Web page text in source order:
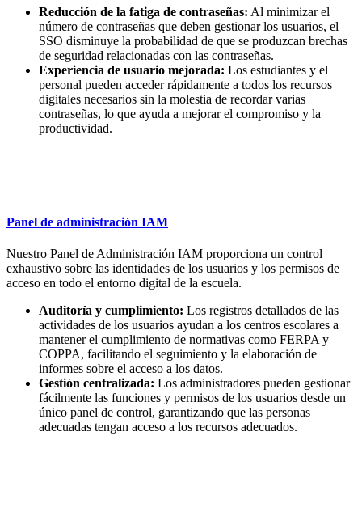
Reducción de la fatiga de contraseñas: Al minimizar el
número de contraseñas que deben gestionar los usuarios, el
SSO disminuye la probabilidad de que se produzcan brechas
de seguridad relacionadas con las contraseñas.
Experiencia de usuario mejorada: Los estudiantes y el
personal pueden acceder rápidamente a todos los recursos
digitales necesarios sin la molestia de recordar varias
contraseñas, lo que ayuda a mejorar el compromiso y la
productividad.
Panel de administración IAM
Nuestro Panel de Administración IAM proporciona un control
exhaustivo sobre las identidades de los usuarios y los permisos de
acceso en todo el entorno digital de la escuela.
Auditoría y cumplimiento: Los registros detallados de las
actividades de los usuarios ayudan a los centros escolares a
mantener el cumplimiento de normativas como FERPA y
COPPA, facilitando el seguimiento y la elaboración de
informes sobre el acceso a los datos.
Gestión centralizada: Los administradores pueden gestionar
fácilmente las funciones y permisos de los usuarios desde un
único panel de control, garantizando que las personas
adecuadas tengan acceso a los recursos adecuados.